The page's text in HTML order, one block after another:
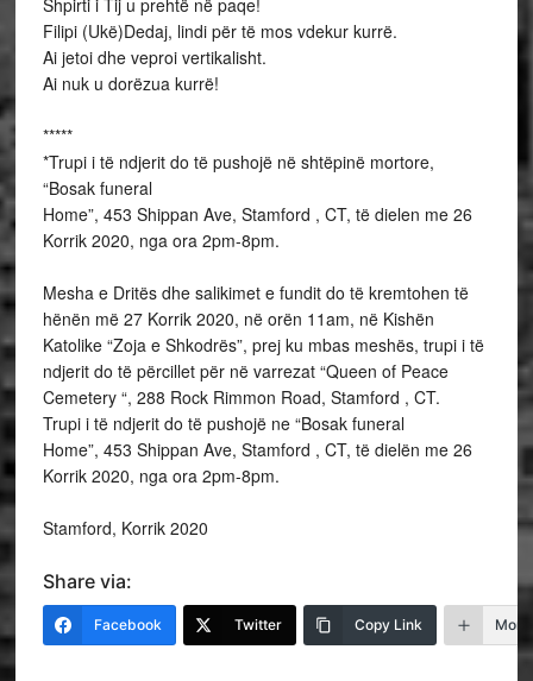
Shpirti i Tij u prehtë në paqe!
Filipi (Ukë)Dedaj, lindi për të mos vdekur kurrë.
Ai jetoi dhe veproi vertikalisht.
Ai nuk u dorëzua kurrë!
*****
*Trupi i të ndjerit do të pushojë në shtëpinë mortore,
“Bosak funeral
Home”, 453 Shippan Ave, Stamford , CT, të dielen me 26
Korrik 2020, nga ora 2pm-8pm.
Mesha e Dritës dhe salikimet e fundit do të kremtohen të
hënën më 27 Korrik 2020, në orën 11am, në Kishën
Katolike “Zoja e Shkodrës”, prej ku mbas meshës, trupi i të
ndjerit do të përcillet për në varrezat “Queen of Peace
Cemetery “, 288 Rock Rimmon Road, Stamford , CT.
Trupi i të ndjerit do të pushojë ne “Bosak funeral
Home”, 453 Shippan Ave, Stamford , CT, të dielën me 26
Korrik 2020, nga ora 2pm-8pm.
Stamford, Korrik 2020
Share via:
Facebook Twitter Copy Link More